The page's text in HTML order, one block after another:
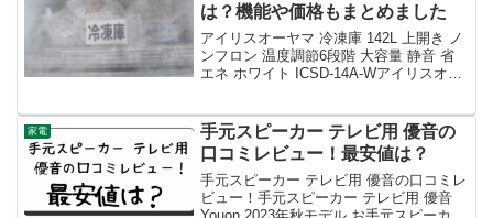
は？機能や価格もまとめました
アイリスオーヤマ 冷凍庫 142L 上開き ノ
ンフロン 温度調節6段階 大容量 静音 省
エネ ホワイト ICSD-14A-Wアイリスオー
家電
手元スピーカー テレビ用 優音の
口コミレビュー！最安値は？
手元スピーカー テレビ用 優音の口コミレ
ビュー！手元スピーカー テレビ用 優音